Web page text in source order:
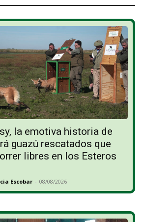
la emotiva historia de
guazú rescatados que
libres en los Esteros
Escobar - 08/08/2026